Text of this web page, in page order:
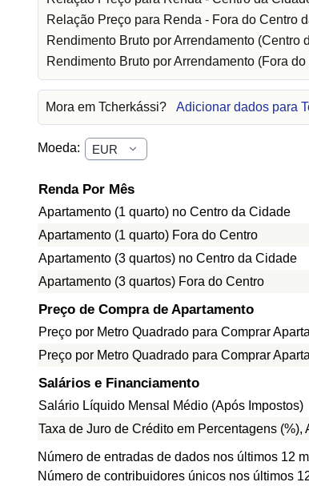
Relação Preço para Renda - Fora do Centro
Rendimento Bruto por Arrendamento (Centro
Rendimento Bruto por Arrendamento (Fora
Mora em Tcherkássi? Adicionar dados para
Moeda:
Renda Por Mês
Apartamento (1 quarto) no Centro da Cidade
Apartamento (1 quarto) Fora do Centro
Apartamento (3 quartos) no Centro da Cidade
Apartamento (3 quartos) Fora do Centro
Preço de Compra de Apartamento
Preço por Metro Quadrado para Comprar
Preço por Metro Quadrado para Comprar
Salários e Financiamento
Salário Líquido Mensal Médio (Após Impostos)
Taxa de Juro de Crédito em Percentagens (%),
Número de entradas de dados nos últimos 12
Número de contribuidores únicos nos últimos